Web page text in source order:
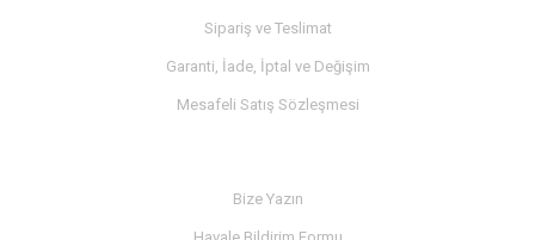
Sipariş ve Teslimat
Garanti, İade, İptal ve Değişim
Mesafeli Satış Sözleşmesi
Bize Yazın